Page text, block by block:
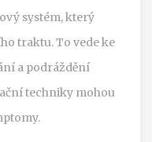
systém, který
traktu. To vede ke
a podráždění
techniky mohou